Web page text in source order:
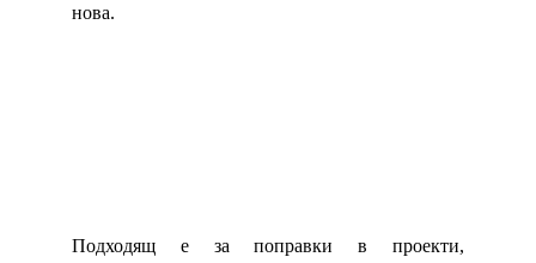
нова.
Подходящ е за поправки в проекти,